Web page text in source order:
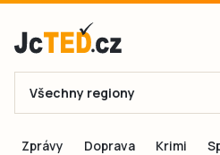
E-mail
Všechny regiony
Zprávy Doprava Krimi